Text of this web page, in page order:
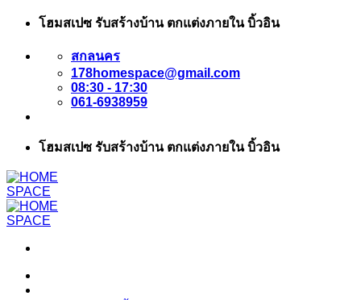
ข้าม
โฮมสเปซ รับสร้างบ้าน ตกแต่งภายใน บิ้วอิน
สกลนคร
178homespace@gmail.com
08:30 - 17:30
061-6938959
โฮมสเปซ รับสร้างบ้าน ตกแต่งภายใน บิ้วอิน